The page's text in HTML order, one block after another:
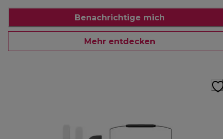
Benachrichtige mich
Mehr entdecken